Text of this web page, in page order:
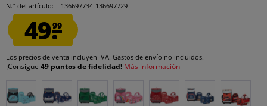
N.° del artículo:
136697734-136697729
49.99
Los precios de venta incluyen IVA. Gastos de envío no incluidos.
¡Consigue 49 puntos de fidelidad! Más información